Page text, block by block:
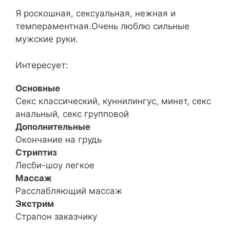
Я роскошная, сексуальная, нежная и
темпераментная.Очень люблю сильные
мужские руки.
Интересует:
Основные
Секс классический, куннилингус, минет, секс
анальный, секс групповой
Дополнительные
Окончание на грудь
Стриптиз
Лесби-шоу легкое
Массаж
Расслабляющий массаж
Экстрим
Страпон заказчику